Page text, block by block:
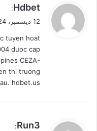
ي
ل
Hdbet
:
12 ديسمبر، 2024 الساعة 7:18 م
tuyen hoat
duoc cap
CEZA-
thi truong
hdbet.us
يRun3
: